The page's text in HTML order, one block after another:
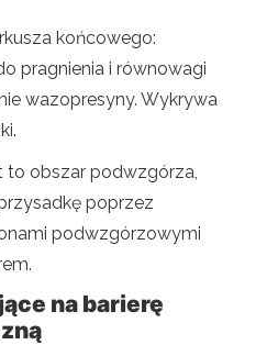
końcowego:
pragnienia i równowagi
wazopresyny. Wykrywa
to obszar podwzgórza,
poprzez
podwzgórzowymi
na barierę